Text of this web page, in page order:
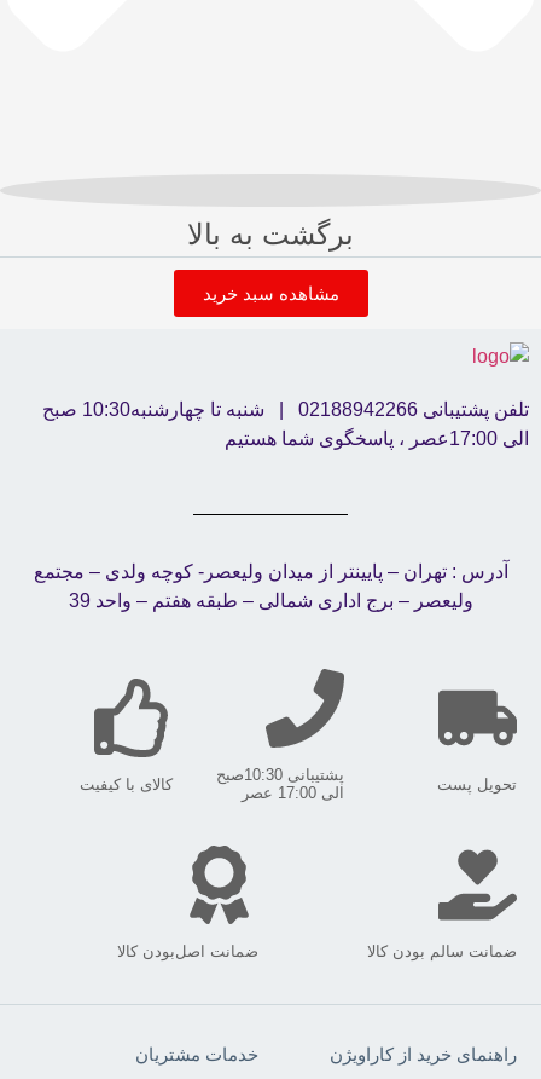
برگشت به بالا
مشاهده سبد خرید
تلفن پشتیبانی 02188942266 | شنبه تا چهارشنبه10:30 صبح
الی 17:00عصر ، پاسخگوی شما هستیم
آدرس : تهران – پایینتر از میدان ولیعصر- کوچه ولدی – مجتمع
ولیعصر – برج اداری شمالی – طبقه هفتم – واحد 39
تحویل پست
پشتیبانی 10:30صبح
الی 17:00 عصر
کالای با کیفیت
ضمانت سالم بودن کالا ضمانت اصل‌بودن کالا
راهنمای خرید از کاراویژن خدمات مشتریان